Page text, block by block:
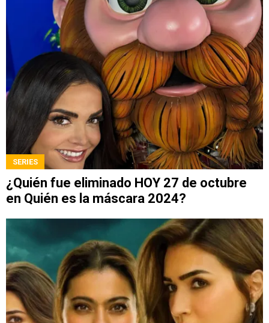
SERIES
¿Quién fue eliminado HOY 27 de octubre
en Quién es la máscara 2024?